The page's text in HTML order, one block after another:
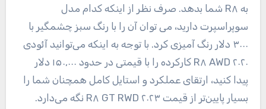
به R۸ شما بدهد. صرف نظر از اینکه کدام مدل
سوپراسپرت دارید، می توان آن را با رنگ سبز چشمگیر با
۳۰۰۰ دلار رنگ آمیزی کرد. با توجه به اینکه می‌توانید آئودی
R۸ AWD ۲۰۲۰ کارکرده را با قیمتی در حدود ۱۵۰,۰۰۰ دلار
پیدا کنید، ارتقای عملکرد و استایل کامل همچنان شما را
بسیار پایین‌تر از قیمت R۸ GT RWD ۲۰۲۳ نگه می‌دارد.